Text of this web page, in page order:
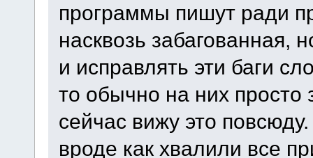
программы пишут ради
насквозь забагованная,
и исправлять эти баги
то обычно на них
сейчас вижу это
вроде как хвалили все